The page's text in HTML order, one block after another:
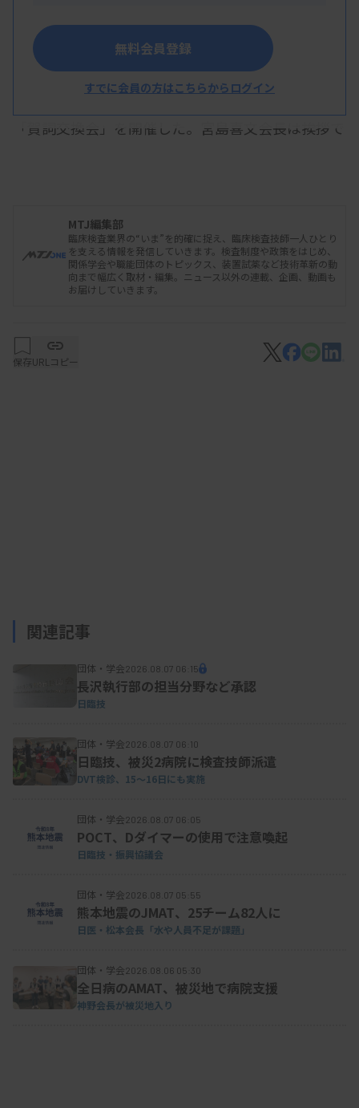
宮島会長
「賀詞交換会」を開催した。宮島喜文会長は挨拶で
ェアの推進など踏まえ、「臨床検査技師が社会の中
でさらに活躍していけるようにしないといけない」
と話した。
賀詞交換会には来賓として、厚生労働省医政局長
無料会員登録
すでに会員の方はこちらからログイン
MTJ編集部
臨床検査業界の“いま”を的確に捉え、臨床検査技師一人ひとり
を支える情報を発信していきます。検査制度や政策をはじめ、
関係学会や職能団体のトピックス、装置試薬など技術革新の動
向まで幅広く取材・編集。ニュース以外の連載、企画、動画も
お届けしていきます。
保存URLコピー
関連記事
団体・学会2026.08.07 06:15
長沢執行部の担当分野など承認
日臨技
団体・学会2026.08.07 06:10
日臨技、被災2病院に検査技師派遣
DVT検診、15～16日にも実施
団体・学会2026.08.07 06:05
POCT、Dダイマーの使用で注意喚起
日臨技・振興協議会
団体・学会2026.08.07 05:55
熊本地震のJMAT、25チーム82人に
日医・松本会長「水や人員不足が課題」
団体・学会2026.08.06 05:30
全日病のAMAT、被災地で病院支援
神野会長が被災地入り